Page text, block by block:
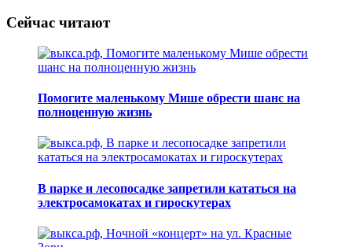
Сейчас читают
Помогите маленькому Мише обрести шанс на
полноценную жизнь
В парке и лесопосадке запретили кататься на
электросамокатах и гироскутерах